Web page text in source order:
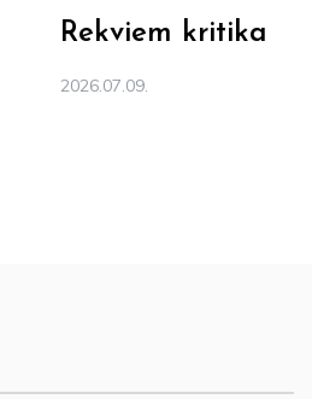
Rekviem kritika
2026.07.09.